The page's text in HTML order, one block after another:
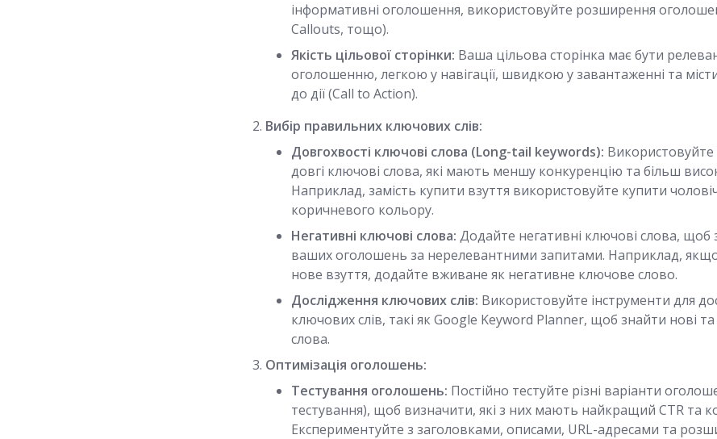
інформативні оголошення, використовуйте розширення
Callouts, тощо).
Якість цільової сторінки: Ваша цільова сторінка має бути
оголошенню, легкою у навігації, швидкою у завантаженні та
до дії (Call to Action).
Вибір правильних ключових слів:
Довгохвості ключові слова (Long-tail keywords): Використовуйте
довгі ключові слова, які мають меншу конкуренцію та більш
Наприклад, замість купити взуття використовуйте купити
коричневого кольору.
Негативні ключові слова: Додайте негативні ключові слова, щоб
ваших оголошень за нерелевантними запитами. Наприклад,
нове взуття, додайте вживане як негативне ключове слово.
Дослідження ключових слів: Використовуйте інструменти для
ключових слів, такі як Google Keyword Planner, щоб знайти нові та
слова.
Оптимізація оголошень:
Тестування оголошень: Постійно тестуйте різні варіанти
тестування), щоб визначити, які з них мають найкращий CTR та
Експериментуйте з заголовками, описами, URL-адресами та